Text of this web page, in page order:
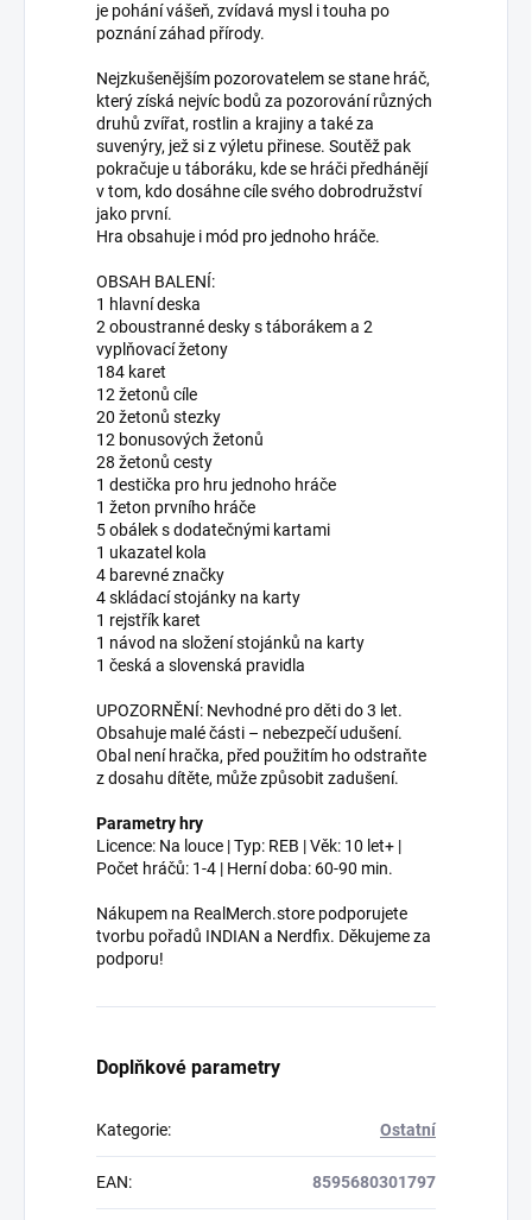
je pohání vášeň, zvídavá mysl i touha po
poznání záhad přírody.
Nejzkušenějším pozorovatelem se stane hráč,
který získá nejvíc bodů za pozorování různých
druhů zvířat, rostlin a krajiny a také za
suvenýry, jež si z výletu přinese. Soutěž pak
pokračuje u táboráku, kde se hráči předhánějí
v tom, kdo dosáhne cíle svého dobrodružství
jako první.
Hra obsahuje i mód pro jednoho hráče.
OBSAH BALENÍ:
1 hlavní deska
2 oboustranné desky s táborákem a 2
vyplňovací žetony
184 karet
12 žetonů cíle
20 žetonů stezky
12 bonusových žetonů
28 žetonů cesty
1 destička pro hru jednoho hráče
1 žeton prvního hráče
5 obálek s dodatečnými kartami
1 ukazatel kola
4 barevné značky
4 skládací stojánky na karty
1 rejstřík karet
1 návod na složení stojánků na karty
1 česká a slovenská pravidla
UPOZORNĚNÍ: Nevhodné pro děti do 3 let.
Obsahuje malé části – nebezpečí udušení.
Obal není hračka, před použitím ho odstraňte
z dosahu dítěte, může způsobit zadušení.
Parametry hry
Licence: Na louce | Typ: REB | Věk: 10 let+ |
Počet hráčů: 1-4 | Herní doba: 60-90 min.
Nákupem na RealMerch.store podporujete
tvorbu pořadů INDIAN a Nerdfix. Děkujeme za
podporu!
Doplňkové parametry
Kategorie: Ostatní
EAN: 8595680301797